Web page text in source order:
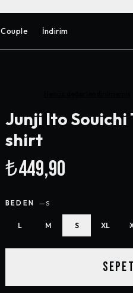
Couple İndirim
Junji Ito Souichi
shirt
₺449,90
BEDEN —S
L M S XL